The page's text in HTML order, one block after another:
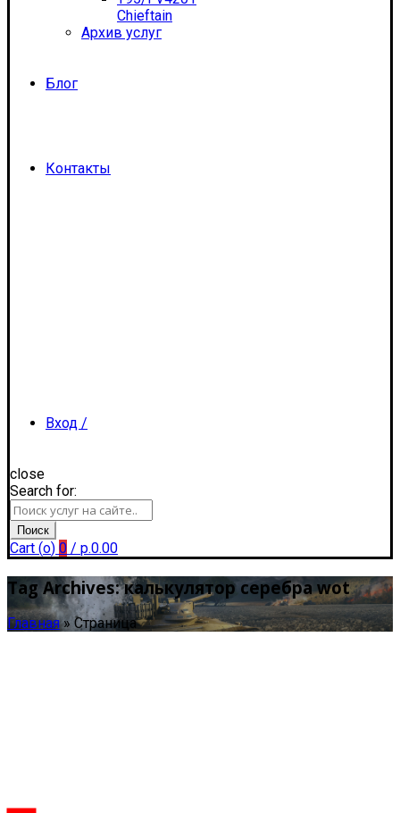
Chieftain
Архив услуг
Блог
Контакты
Вход /
Регистрация
close
Search for:
Поиск
Cart (o) 0 / р.0.00
Tag Archives: калькулятор серебра wot
Главная» Страница